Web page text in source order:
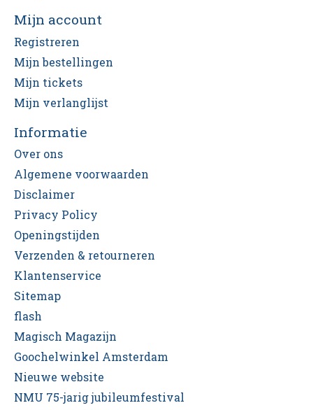
Mijn account
Registreren
Mijn bestellingen
Mijn tickets
Mijn verlanglijst
Informatie
Over ons
Algemene voorwaarden
Disclaimer
Privacy Policy
Openingstijden
Verzenden & retourneren
Klantenservice
Sitemap
flash
Magisch Magazijn
Goochelwinkel Amsterdam
Nieuwe website
NMU 75-jarig jubileumfestival